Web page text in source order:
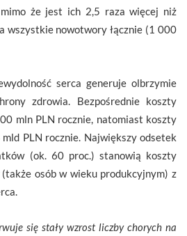
że jest ich 2,5 raza więcej niż
wszystkie nowotwory łącznie (1 000
serca generuje olbrzymie
zdrowia. Bezpośrednie koszty
mln PLN rocznie, natomiast koszty
PLN rocznie. Największy odsetek
(ok. 60 proc.) stanowią koszty
(także osób w wieku produkcyjnym) z
się stały wzrost liczby chorych na